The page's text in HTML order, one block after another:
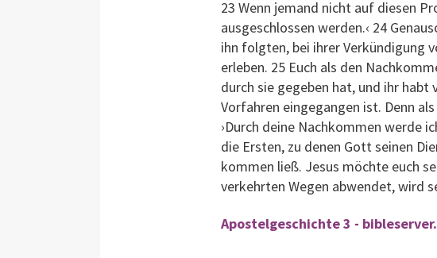
23 Wenn jemand nicht auf diesen
ausgeschlossen werden.‹ 24
ihn folgten, bei ihrer Verkündigung
erleben. 25 Euch als den
durch sie gegeben hat, und ihr
Vorfahren eingegangen ist. Denn
›Durch deine Nachkommen werde
die Ersten, zu denen Gott seinen
kommen ließ. Jesus möchte euch
verkehrten Wegen abwendet, wird
Apostelgeschichte 3 -